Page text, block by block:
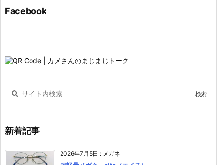
Facebook
新着記事
2026年7月5日 : メガネ